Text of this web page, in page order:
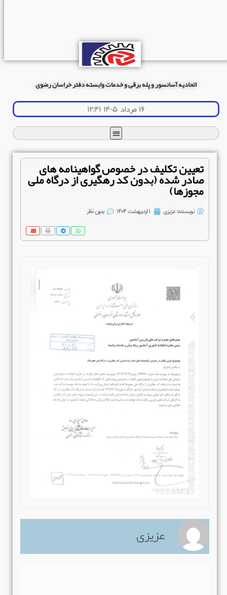
اتحادیه آسانسور و پله برقی و خدمات وابسته دفتر خراسان رضوی
۱۶ مرداد ۱۴۰۵ ۱۲:۴۱
تعیین تکلیف در خصوص گواهینامه های
صادر شده (بدون کد رهگیری از درگاه ملی
مجوزها)
نویسنده:عزیزی بدون نظر
عزیزی